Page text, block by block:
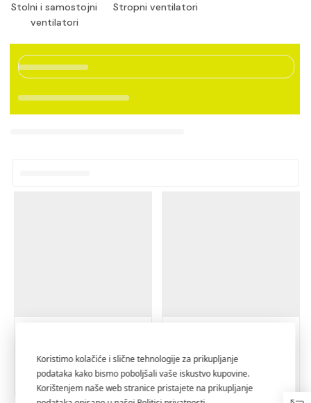
Stolni i samostojni
ventilatori
Stropni ventilatori